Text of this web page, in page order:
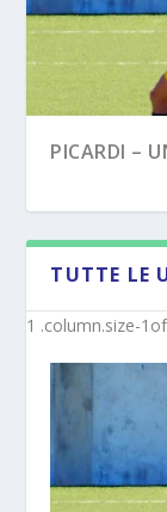
PICARDI –
TUTTE LE